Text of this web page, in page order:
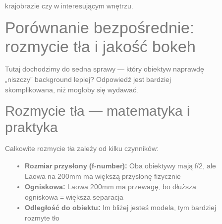
krajobrazie czy w interesującym wnętrzu.
Porównanie bezpośrednie:
rozmycie tła i jakość bokeh
Tutaj dochodzimy do sedna sprawy — który obiektyw naprawdę
„niszczy” background lepiej? Odpowiedź jest bardziej
skomplikowana, niż mogłoby się wydawać.
Rozmycie tła — matematyka i
praktyka
Całkowite rozmycie tła zależy od kilku czynników:
Rozmiar przysłony (f-number): Oba obiektywy mają f/2, ale
Laowa na 200mm ma większą przysłonę fizycznie
Ogniskowa: Laowa 200mm ma przewagę, bo dłuższa
ogniskowa = większa separacja
Odległość do obiektu: Im bliżej jesteś modela, tym bardziej
rozmyte tło